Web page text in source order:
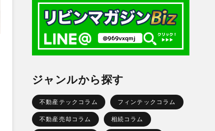
ジャンルから探す
不動産テックコラム フィンテックコラム
不動産売却コラム 相続コラム